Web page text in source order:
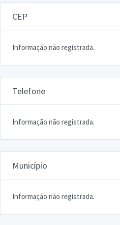
CEP
Informação não registrada.
Telefone
Informação não registrada.
Município
Informação não registrada.